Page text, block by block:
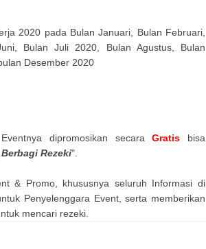
2020 pada Bulan Januari, Bulan Februari,
Bulan Juli 2020, Bulan Agustus, Bulan
Desember 2020
dipromosikan secaraGratis bisa
Rezeki".
& Promo, khususnya seluruh Informasi di
Penyelenggara Event, serta memberikan
mencari rezeki.